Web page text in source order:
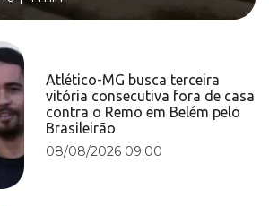
Atlético-MG busca terceira
vitória consecutiva fora de casa
contra o Remo em Belém pelo
Brasileirão
08/08/2026 09:00